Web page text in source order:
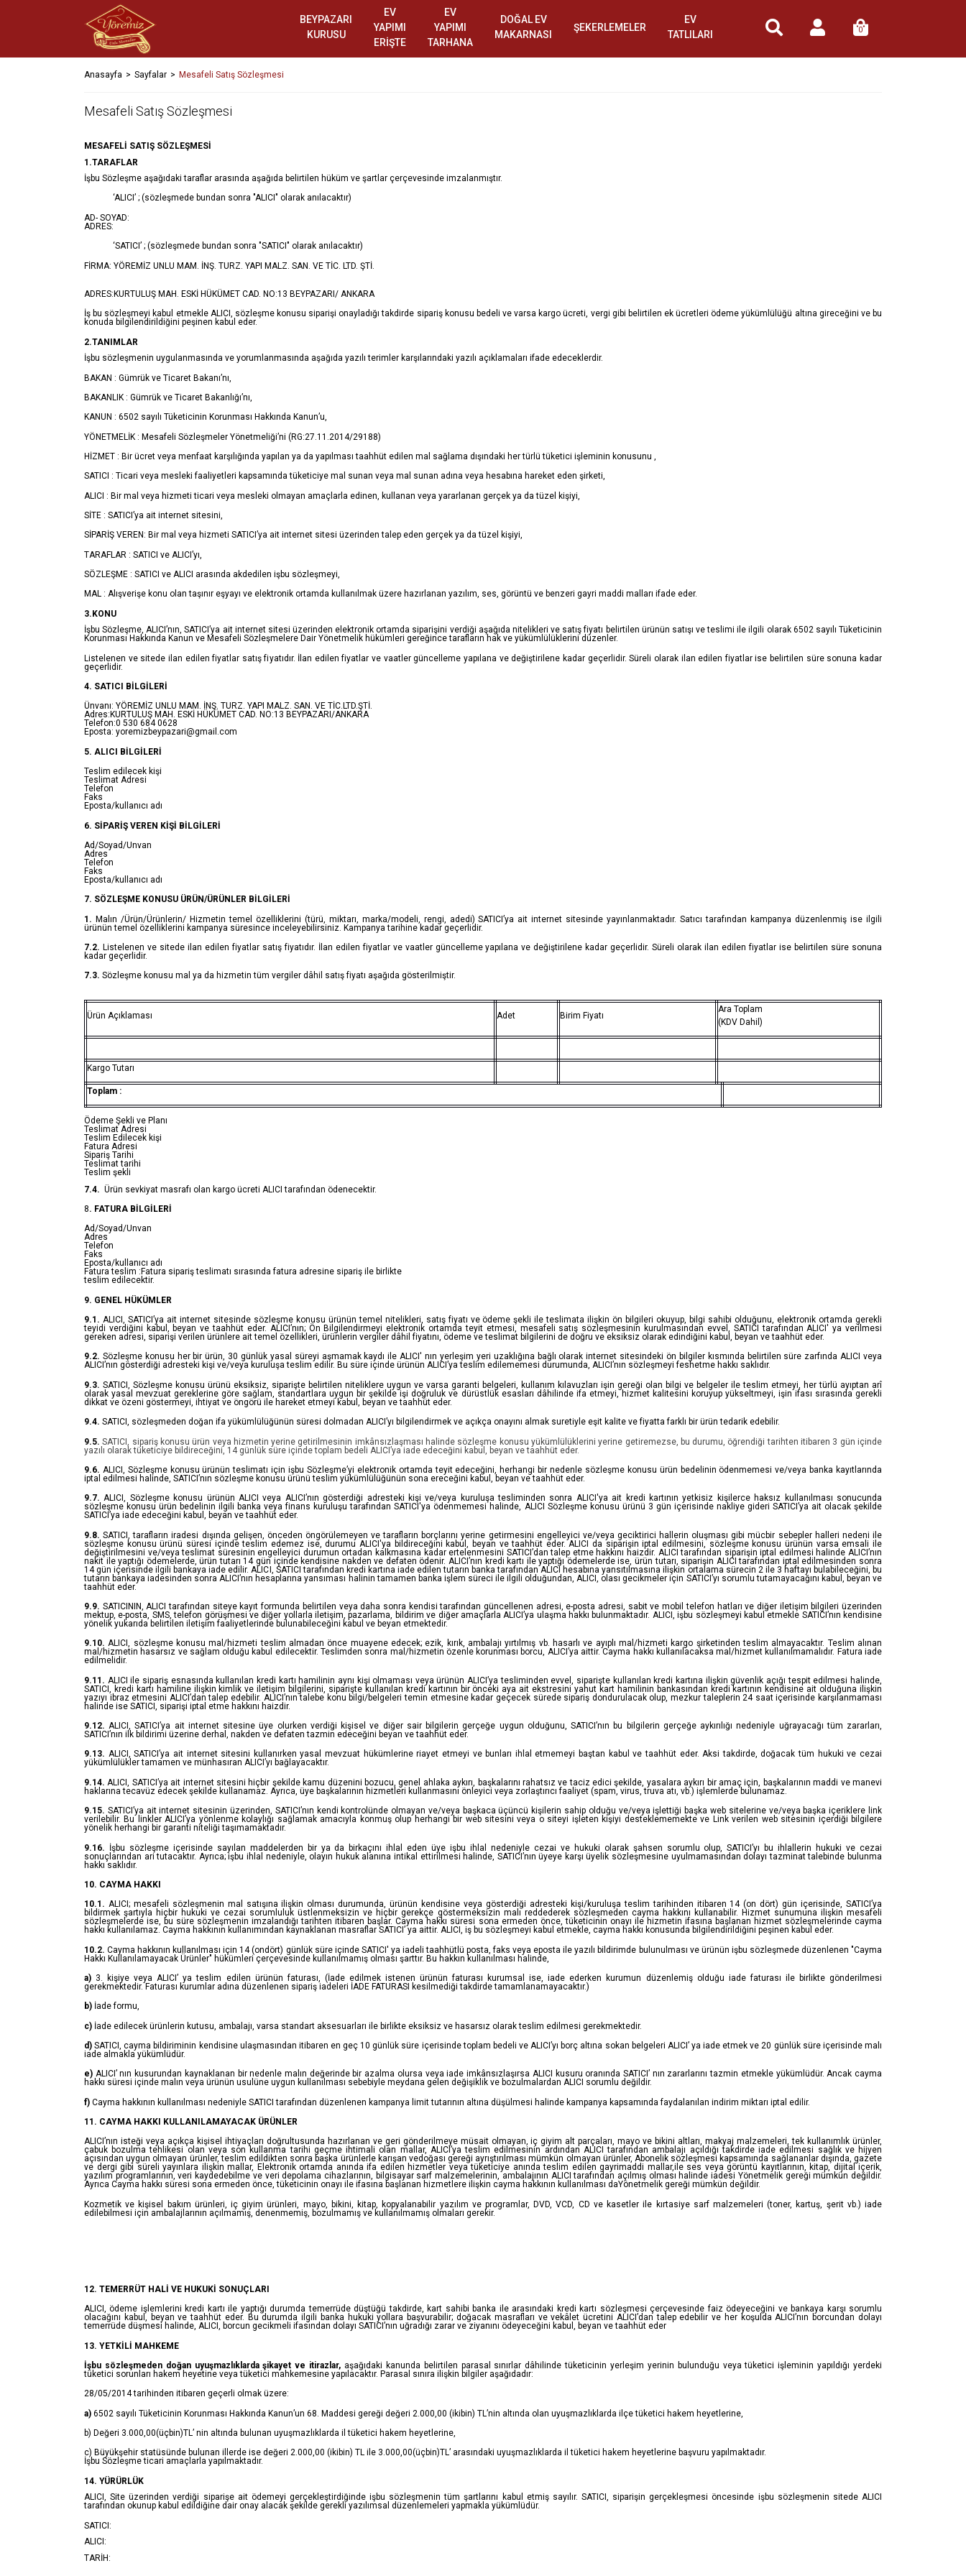
BEYPAZARI
KURUSU
EV
YAPIMI
ERİŞTE
EV
YAPIMI
TARHANA
DOĞAL EV
MAKARNASI
ŞEKERLEMELER
EV
TATLILARI
0
Anasayfa Sayfalar Mesafeli Satış Sözleşmesi
Mesafeli Satış Sözleşmesi
MESAFELİ SATIŞ SÖZLEŞMESİ
1.TARAFLAR
İşbu Sözleşme aşağıdaki taraflar arasında aşağıda belirtilen hüküm ve şartlar çerçevesinde imzalanmıştır.
‘ALICI’ ; (sözleşmede bundan sonra "ALICI" olarak anılacaktır)
AD- SOYAD:
ADRES:
‘SATICI’ ; (sözleşmede bundan sonra "SATICI" olarak anılacaktır)
FİRMA: YÖREMİZ UNLU MAM. İNŞ. TURZ. YAPI MALZ. SAN. VE TİC. LTD. ŞTİ.
ADRES:KURTULUŞ MAH. ESKİ HÜKÜMET CAD. NO:13 BEYPAZARI/ ANKARA
İş bu sözleşmeyi kabul etmekle ALICI, sözleşme konusu siparişi onayladığı takdirde sipariş konusu bedeli ve varsa kargo ücreti, vergi gibi belirtilen ek ücretleri ödeme yükümlülüğü altına gireceğini ve bu
konuda bilgilendirildiğini peşinen kabul eder.
2.TANIMLAR
İşbu sözleşmenin uygulanmasında ve yorumlanmasında aşağıda yazılı terimler karşılarındaki yazılı açıklamaları ifade edeceklerdir.
BAKAN : Gümrük ve Ticaret Bakanı’nı,
BAKANLIK : Gümrük ve Ticaret Bakanlığı’nı,
KANUN : 6502 sayılı Tüketicinin Korunması Hakkında Kanun’u,
YÖNETMELİK : Mesafeli Sözleşmeler Yönetmeliği’ni (RG:27.11.2014/29188)
HİZMET : Bir ücret veya menfaat karşılığında yapılan ya da yapılması taahhüt edilen mal sağlama dışındaki her türlü tüketici işleminin konusunu ,
SATICI : Ticari veya mesleki faaliyetleri kapsamında tüketiciye mal sunan veya mal sunan adına veya hesabına hareket eden şirketi,
ALICI : Bir mal veya hizmeti ticari veya mesleki olmayan amaçlarla edinen, kullanan veya yararlanan gerçek ya da tüzel kişiyi,
SİTE : SATICI’ya ait internet sitesini,
SİPARİŞ VEREN: Bir mal veya hizmeti SATICI’ya ait internet sitesi üzerinden talep eden gerçek ya da tüzel kişiyi,
TARAFLAR : SATICI ve ALICI’yı,
SÖZLEŞME : SATICI ve ALICI arasında akdedilen işbu sözleşmeyi,
MAL : Alışverişe konu olan taşınır eşyayı ve elektronik ortamda kullanılmak üzere hazırlanan yazılım, ses, görüntü ve benzeri gayri maddi malları ifade eder.
3.KONU
İşbu Sözleşme, ALICI’nın, SATICI’ya ait internet sitesi üzerinden elektronik ortamda siparişini verdiği aşağıda nitelikleri ve satış fiyatı belirtilen ürünün satışı ve teslimi ile ilgili olarak 6502 sayılı Tüketicinin
Korunması Hakkında Kanun ve Mesafeli Sözleşmelere Dair Yönetmelik hükümleri gereğince tarafların hak ve yükümlülüklerini düzenler.
Listelenen ve sitede ilan edilen fiyatlar satış fiyatıdır. İlan edilen fiyatlar ve vaatler güncelleme yapılana ve değiştirilene kadar geçerlidir. Süreli olarak ilan edilen fiyatlar ise belirtilen süre sonuna kadar
geçerlidir.
4. SATICI BİLGİLERİ
Ünvanı: YÖREMİZ UNLU MAM. İNŞ. TURZ. YAPI MALZ. SAN. VE TİC.LTD.ŞTİ.
Adres:KURTULUŞ MAH. ESKİ HÜKÜMET CAD. NO:13 BEYPAZARI/ANKARA
Telefon:0 530 684 0628
Eposta: yoremizbeypazari@gmail.com
5. ALICI BİLGİLERİ
Teslim edilecek kişi
Teslimat Adresi
Telefon
Faks
Eposta/kullanıcı adı
6. SİPARİŞ VEREN KİŞİ BİLGİLERİ
Ad/Soyad/Unvan
Adres
Telefon
Faks
Eposta/kullanıcı adı
7. SÖZLEŞME KONUSU ÜRÜN/ÜRÜNLER BİLGİLERİ
1. Malın /Ürün/Ürünlerin/ Hizmetin temel özelliklerini (türü, miktarı, marka/modeli, rengi, adedi) SATICI’ya ait internet sitesinde yayınlanmaktadır. Satıcı tarafından kampanya düzenlenmiş ise ilgili
ürünün temel özelliklerini kampanya süresince inceleyebilirsiniz. Kampanya tarihine kadar geçerlidir.
7.2. Listelenen ve sitede ilan edilen fiyatlar satış fiyatıdır. İlan edilen fiyatlar ve vaatler güncelleme yapılana ve değiştirilene kadar geçerlidir. Süreli olarak ilan edilen fiyatlar ise belirtilen süre sonuna
kadar geçerlidir.
7.3. Sözleşme konusu mal ya da hizmetin tüm vergiler dâhil satış fiyatı aşağıda gösterilmiştir.
Ürün Açıklaması Adet Birim Fiyatı
Ara Toplam
(KDV Dahil)
Kargo Tutarı
Toplam :
Ödeme Şekli ve Planı
Teslimat Adresi
Teslim Edilecek kişi
Fatura Adresi
Sipariş Tarihi
Teslimat tarihi
Teslim şekli
7.4. Ürün sevkiyat masrafı olan kargo ücreti ALICI tarafından ödenecektir.
8. FATURA BİLGİLERİ
Ad/Soyad/Unvan
Adres
Telefon
Faks
Eposta/kullanıcı adı
Fatura teslim :Fatura sipariş teslimatı sırasında fatura adresine sipariş ile birlikte
teslim edilecektir.
9. GENEL HÜKÜMLER
9.1. ALICI, SATICI’ya ait internet sitesinde sözleşme konusu ürünün temel nitelikleri, satış fiyatı ve ödeme şekli ile teslimata ilişkin ön bilgileri okuyup, bilgi sahibi olduğunu, elektronik ortamda gerekli
teyidi verdiğini kabul, beyan ve taahhüt eder. ALICI’nın; Ön Bilgilendirmeyi elektronik ortamda teyit etmesi, mesafeli satış sözleşmesinin kurulmasından evvel, SATICI tarafından ALICI' ya verilmesi
gereken adresi, siparişi verilen ürünlere ait temel özellikleri, ürünlerin vergiler dâhil fiyatını, ödeme ve teslimat bilgilerini de doğru ve eksiksiz olarak edindiğini kabul, beyan ve taahhüt eder.
9.2. Sözleşme konusu her bir ürün, 30 günlük yasal süreyi aşmamak kaydı ile ALICI' nın yerleşim yeri uzaklığına bağlı olarak internet sitesindeki ön bilgiler kısmında belirtilen süre zarfında ALICI veya
ALICI’nın gösterdiği adresteki kişi ve/veya kuruluşa teslim edilir. Bu süre içinde ürünün ALICI’ya teslim edilememesi durumunda, ALICI’nın sözleşmeyi feshetme hakkı saklıdır.
9.3. SATICI, Sözleşme konusu ürünü eksiksiz, siparişte belirtilen niteliklere uygun ve varsa garanti belgeleri, kullanım kılavuzları işin gereği olan bilgi ve belgeler ile teslim etmeyi, her türlü ayıptan arî
olarak yasal mevzuat gereklerine göre sağlam, standartlara uygun bir şekilde işi doğruluk ve dürüstlük esasları dâhilinde ifa etmeyi, hizmet kalitesini koruyup yükseltmeyi, işin ifası sırasında gerekli
dikkat ve özeni göstermeyi, ihtiyat ve öngörü ile hareket etmeyi kabul, beyan ve taahhüt eder.
9.4. SATICI, sözleşmeden doğan ifa yükümlülüğünün süresi dolmadan ALICI’yı bilgilendirmek ve açıkça onayını almak suretiyle eşit kalite ve fiyatta farklı bir ürün tedarik edebilir.
9.5. SATICI, sipariş konusu ürün veya hizmetin yerine getirilmesinin imkânsızlaşması halinde sözleşme konusu yükümlülüklerini yerine getiremezse, bu durumu, öğrendiği tarihten itibaren 3 gün içinde
yazılı olarak tüketiciye bildireceğini, 14 günlük süre içinde toplam bedeli ALICI’ya iade edeceğini kabul, beyan ve taahhüt eder.
9.6. ALICI, Sözleşme konusu ürünün teslimatı için işbu Sözleşme’yi elektronik ortamda teyit edeceğini, herhangi bir nedenle sözleşme konusu ürün bedelinin ödenmemesi ve/veya banka kayıtlarında
iptal edilmesi halinde, SATICI’nın sözleşme konusu ürünü teslim yükümlülüğünün sona ereceğini kabul, beyan ve taahhüt eder.
9.7. ALICI, Sözleşme konusu ürünün ALICI veya ALICI’nın gösterdiği adresteki kişi ve/veya kuruluşa tesliminden sonra ALICI'ya ait kredi kartının yetkisiz kişilerce haksız kullanılması sonucunda
sözleşme konusu ürün bedelinin ilgili banka veya finans kuruluşu tarafından SATICI'ya ödenmemesi halinde, ALICI Sözleşme konusu ürünü 3 gün içerisinde nakliye gideri SATICI’ya ait olacak şekilde
SATICI’ya iade edeceğini kabul, beyan ve taahhüt eder.
9.8. SATICI, tarafların iradesi dışında gelişen, önceden öngörülemeyen ve tarafların borçlarını yerine getirmesini engelleyici ve/veya geciktirici hallerin oluşması gibi mücbir sebepler halleri nedeni ile
sözleşme konusu ürünü süresi içinde teslim edemez ise, durumu ALICI'ya bildireceğini kabul, beyan ve taahhüt eder. ALICI da siparişin iptal edilmesini, sözleşme konusu ürünün varsa emsali ile
değiştirilmesini ve/veya teslimat süresinin engelleyici durumun ortadan kalkmasına kadar ertelenmesini SATICI’dan talep etme hakkını haizdir. ALICI tarafından siparişin iptal edilmesi halinde ALICI’nın
nakit ile yaptığı ödemelerde, ürün tutarı 14 gün içinde kendisine nakden ve defaten ödenir. ALICI’nın kredi kartı ile yaptığı ödemelerde ise, ürün tutarı, siparişin ALICI tarafından iptal edilmesinden sonra
14 gün içerisinde ilgili bankaya iade edilir. ALICI, SATICI tarafından kredi kartına iade edilen tutarın banka tarafından ALICI hesabına yansıtılmasına ilişkin ortalama sürecin 2 ile 3 haftayı bulabileceğini, bu
tutarın bankaya iadesinden sonra ALICI’nın hesaplarına yansıması halinin tamamen banka işlem süreci ile ilgili olduğundan, ALICI, olası gecikmeler için SATICI’yı sorumlu tutamayacağını kabul, beyan ve
taahhüt eder.
9.9. SATICININ, ALICI tarafından siteye kayıt formunda belirtilen veya daha sonra kendisi tarafından güncellenen adresi, e-posta adresi, sabit ve mobil telefon hatları ve diğer iletişim bilgileri üzerinden
mektup, e-posta, SMS, telefon görüşmesi ve diğer yollarla iletişim, pazarlama, bildirim ve diğer amaçlarla ALICI’ya ulaşma hakkı bulunmaktadır. ALICI, işbu sözleşmeyi kabul etmekle SATICI’nın kendisine
yönelik yukarıda belirtilen iletişim faaliyetlerinde bulunabileceğini kabul ve beyan etmektedir.
9.10. ALICI, sözleşme konusu mal/hizmeti teslim almadan önce muayene edecek; ezik, kırık, ambalajı yırtılmış vb. hasarlı ve ayıplı mal/hizmeti kargo şirketinden teslim almayacaktır. Teslim alınan
mal/hizmetin hasarsız ve sağlam olduğu kabul edilecektir. Teslimden sonra mal/hizmetin özenle korunması borcu, ALICI’ya aittir. Cayma hakkı kullanılacaksa mal/hizmet kullanılmamalıdır. Fatura iade
edilmelidir.
9.11. ALICI ile sipariş esnasında kullanılan kredi kartı hamilinin aynı kişi olmaması veya ürünün ALICI’ya tesliminden evvel, siparişte kullanılan kredi kartına ilişkin güvenlik açığı tespit edilmesi halinde,
SATICI, kredi kartı hamiline ilişkin kimlik ve iletişim bilgilerini, siparişte kullanılan kredi kartının bir önceki aya ait ekstresini yahut kart hamilinin bankasından kredi kartının kendisine ait olduğuna ilişkin
yazıyı ibraz etmesini ALICI’dan talep edebilir. ALICI’nın talebe konu bilgi/belgeleri temin etmesine kadar geçecek sürede sipariş dondurulacak olup, mezkur taleplerin 24 saat içerisinde karşılanmaması
halinde ise SATICI, siparişi iptal etme hakkını haizdir.
9.12. ALICI, SATICI’ya ait internet sitesine üye olurken verdiği kişisel ve diğer sair bilgilerin gerçeğe uygun olduğunu, SATICI’nın bu bilgilerin gerçeğe aykırılığı nedeniyle uğrayacağı tüm zararları,
SATICI’nın ilk bildirimi üzerine derhal, nakden ve defaten tazmin edeceğini beyan ve taahhüt eder.
9.13. ALICI, SATICI’ya ait internet sitesini kullanırken yasal mevzuat hükümlerine riayet etmeyi ve bunları ihlal etmemeyi baştan kabul ve taahhüt eder. Aksi takdirde, doğacak tüm hukuki ve cezai
yükümlülükler tamamen ve münhasıran ALICI’yı bağlayacaktır.
9.14. ALICI, SATICI’ya ait internet sitesini hiçbir şekilde kamu düzenini bozucu, genel ahlaka aykırı, başkalarını rahatsız ve taciz edici şekilde, yasalara aykırı bir amaç için, başkalarının maddi ve manevi
haklarına tecavüz edecek şekilde kullanamaz. Ayrıca, üye başkalarının hizmetleri kullanmasını önleyici veya zorlaştırıcı faaliyet (spam, virus, truva atı, vb.) işlemlerde bulunamaz.
9.15. SATICI’ya ait internet sitesinin üzerinden, SATICI’nın kendi kontrolünde olmayan ve/veya başkaca üçüncü kişilerin sahip olduğu ve/veya işlettiği başka web sitelerine ve/veya başka içeriklere link
verilebilir. Bu linkler ALICI’ya yönlenme kolaylığı sağlamak amacıyla konmuş olup herhangi bir web sitesini veya o siteyi işleten kişiyi desteklememekte ve Link verilen web sitesinin içerdiği bilgilere
yönelik herhangi bir garanti niteliği taşımamaktadır.
9.16. İşbu sözleşme içerisinde sayılan maddelerden bir ya da birkaçını ihlal eden üye işbu ihlal nedeniyle cezai ve hukuki olarak şahsen sorumlu olup, SATICI’yı bu ihlallerin hukuki ve cezai
sonuçlarından ari tutacaktır. Ayrıca; işbu ihlal nedeniyle, olayın hukuk alanına intikal ettirilmesi halinde, SATICI’nın üyeye karşı üyelik sözleşmesine uyulmamasından dolayı tazminat talebinde bulunma
hakkı saklıdır.
10. CAYMA HAKKI
10.1. ALICI; mesafeli sözleşmenin mal satışına ilişkin olması durumunda, ürünün kendisine veya gösterdiği adresteki kişi/kuruluşa teslim tarihinden itibaren 14 (on dört) gün içerisinde, SATICI’ya
bildirmek şartıyla hiçbir hukuki ve cezai sorumluluk üstlenmeksizin ve hiçbir gerekçe göstermeksizin malı reddederek sözleşmeden cayma hakkını kullanabilir. Hizmet sunumuna ilişkin mesafeli
sözleşmelerde ise, bu süre sözleşmenin imzalandığı tarihten itibaren başlar. Cayma hakkı süresi sona ermeden önce, tüketicinin onayı ile hizmetin ifasına başlanan hizmet sözleşmelerinde cayma
hakkı kullanılamaz. Cayma hakkının kullanımından kaynaklanan masraflar SATICI’ ya aittir. ALICI, iş bu sözleşmeyi kabul etmekle, cayma hakkı konusunda bilgilendirildiğini peşinen kabul eder.
10.2. Cayma hakkının kullanılması için 14 (ondört) günlük süre içinde SATICI' ya iadeli taahhütlü posta, faks veya eposta ile yazılı bildirimde bulunulması ve ürünün işbu sözleşmede düzenlenen "Cayma
Hakkı Kullanılamayacak Ürünler" hükümleri çerçevesinde kullanılmamış olması şarttır. Bu hakkın kullanılması halinde,
a) 3. kişiye veya ALICI’ ya teslim edilen ürünün faturası, (İade edilmek istenen ürünün faturası kurumsal ise, iade ederken kurumun düzenlemiş olduğu iade faturası ile birlikte gönderilmesi
gerekmektedir. Faturası kurumlar adına düzenlenen sipariş iadeleri İADE FATURASI kesilmediği takdirde tamamlanamayacaktır.)
b) İade formu,
c) İade edilecek ürünlerin kutusu, ambalajı, varsa standart aksesuarları ile birlikte eksiksiz ve hasarsız olarak teslim edilmesi gerekmektedir.
d) SATICI, cayma bildiriminin kendisine ulaşmasından itibaren en geç 10 günlük süre içerisinde toplam bedeli ve ALICI’yı borç altına sokan belgeleri ALICI’ ya iade etmek ve 20 günlük süre içerisinde malı
iade almakla yükümlüdür.
e) ALICI’ nın kusurundan kaynaklanan bir nedenle malın değerinde bir azalma olursa veya iade imkânsızlaşırsa ALICI kusuru oranında SATICI’ nın zararlarını tazmin etmekle yükümlüdür. Ancak cayma
hakkı süresi içinde malın veya ürünün usulüne uygun kullanılması sebebiyle meydana gelen değişiklik ve bozulmalardan ALICI sorumlu değildir.
f) Cayma hakkının kullanılması nedeniyle SATICI tarafından düzenlenen kampanya limit tutarının altına düşülmesi halinde kampanya kapsamında faydalanılan indirim miktarı iptal edilir.
11. CAYMA HAKKI KULLANILAMAYACAK ÜRÜNLER
ALICI’nın isteği veya açıkça kişisel ihtiyaçları doğrultusunda hazırlanan ve geri gönderilmeye müsait olmayan, iç giyim alt parçaları, mayo ve bikini altları, makyaj malzemeleri, tek kullanımlık ürünler,
çabuk bozulma tehlikesi olan veya son kullanma tarihi geçme ihtimali olan mallar, ALICI’ya teslim edilmesinin ardından ALICI tarafından ambalajı açıldığı takdirde iade edilmesi sağlık ve hijyen
açısından uygun olmayan ürünler, teslim edildikten sonra başka ürünlerle karışan vedoğası gereği ayrıştırılması mümkün olmayan ürünler, Abonelik sözleşmesi kapsamında sağlananlar dışında, gazete
ve dergi gibi süreli yayınlara ilişkin mallar, Elektronik ortamda anında ifa edilen hizmetler veya tüketiciye anında teslim edilen gayrimaddi mallar,ile ses veya görüntü kayıtlarının, kitap, dijital içerik,
yazılım programlarının, veri kaydedebilme ve veri depolama cihazlarının, bilgisayar sarf malzemelerinin, ambalajının ALICI tarafından açılmış olması halinde iadesi Yönetmelik gereği mümkün değildir.
Ayrıca Cayma hakkı süresi sona ermeden önce, tüketicinin onayı ile ifasına başlanan hizmetlere ilişkin cayma hakkının kullanılması daYönetmelik gereği mümkün değildir.
Kozmetik ve kişisel bakım ürünleri, iç giyim ürünleri, mayo, bikini, kitap, kopyalanabilir yazılım ve programlar, DVD, VCD, CD ve kasetler ile kırtasiye sarf malzemeleri (toner, kartuş, şerit vb.) iade
edilebilmesi için ambalajlarının açılmamış, denenmemiş, bozulmamış ve kullanılmamış olmaları gerekir.
12. TEMERRÜT HALİ VE HUKUKİ SONUÇLARI
ALICI, ödeme işlemlerini kredi kartı ile yaptığı durumda temerrüde düştüğü takdirde, kart sahibi banka ile arasındaki kredi kartı sözleşmesi çerçevesinde faiz ödeyeceğini ve bankaya karşı sorumlu
olacağını kabul, beyan ve taahhüt eder. Bu durumda ilgili banka hukuki yollara başvurabilir; doğacak masrafları ve vekâlet ücretini ALICI’dan talep edebilir ve her koşulda ALICI’nın borcundan dolayı
temerrüde düşmesi halinde, ALICI, borcun gecikmeli ifasından dolayı SATICI’nın uğradığı zarar ve ziyanını ödeyeceğini kabul, beyan ve taahhüt eder
13. YETKİLİ MAHKEME
İşbu sözleşmeden doğan uyuşmazlıklarda şikayet ve itirazlar, aşağıdaki kanunda belirtilen parasal sınırlar dâhilinde tüketicinin yerleşim yerinin bulunduğu veya tüketici işleminin yapıldığı yerdeki
tüketici sorunları hakem heyetine veya tüketici mahkemesine yapılacaktır. Parasal sınıra ilişkin bilgiler aşağıdadır:
28/05/2014 tarihinden itibaren geçerli olmak üzere:
a) 6502 sayılı Tüketicinin Korunması Hakkında Kanun’un 68. Maddesi gereği değeri 2.000,00 (ikibin) TL’nin altında olan uyuşmazlıklarda ilçe tüketici hakem heyetlerine,
b) Değeri 3.000,00(üçbin)TL’ nin altında bulunan uyuşmazlıklarda il tüketici hakem heyetlerine,
c) Büyükşehir statüsünde bulunan illerde ise değeri 2.000,00 (ikibin) TL ile 3.000,00(üçbin)TL’ arasındaki uyuşmazlıklarda il tüketici hakem heyetlerine başvuru yapılmaktadır.
İşbu Sözleşme ticari amaçlarla yapılmaktadır.
14. YÜRÜRLÜK
ALICI, Site üzerinden verdiği siparişe ait ödemeyi gerçekleştirdiğinde işbu sözleşmenin tüm şartlarını kabul etmiş sayılır. SATICI, siparişin gerçekleşmesi öncesinde işbu sözleşmenin sitede ALICI
tarafından okunup kabul edildiğine dair onay alacak şekilde gerekli yazılımsal düzenlemeleri yapmakla yükümlüdür.
SATICI:
ALICI:
TARİH: